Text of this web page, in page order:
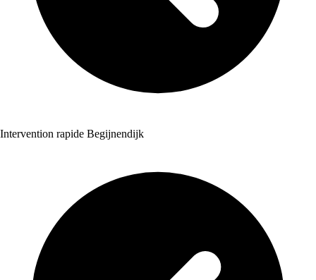
Intervention rapide Begijnendijk